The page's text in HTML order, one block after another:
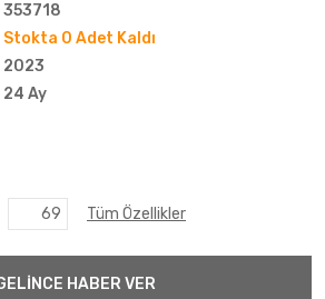
353718
Stokta 0 Adet Kaldı
2023
24 Ay
69 Tüm Özellikler
HABER VER